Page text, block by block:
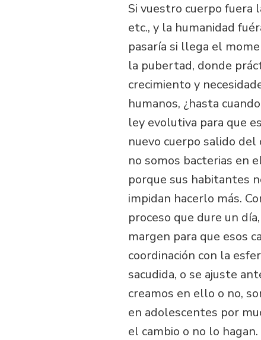
Si vuestro cuerpo fuera
etc., y la humanidad
pasaría si llega el
la pubertad, donde
crecimiento y
humanos, ¿hasta
ley evolutiva para que
nuevo cuerpo salido del
no somos bacterias en
porque sus habitantes
impidan hacerlo más.
proceso que dure un
margen para que esos
coordinación con la
sacudida, o se ajuste
creamos en ello o no,
en adolescentes por
el cambio o no lo hagan.